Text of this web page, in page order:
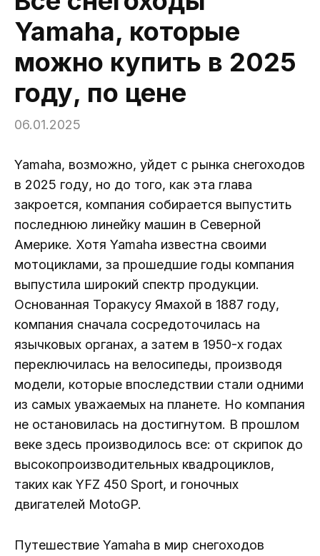
Yamaha, которые
можно купить в 2025
году, по цене
06.01.2025
Yamaha, возможно, уйдет с рынка снегоходов
в 2025 году, но до того, как эта глава
закроется, компания собирается выпустить
последнюю линейку машин в Северной
Америке. Хотя Yamaha известна своими
мотоциклами, за прошедшие годы компания
выпустила широкий спектр продукции.
Основанная Торакусу Ямахой в 1887 году,
компания сначала сосредоточилась на
язычковых органах, а затем в 1950-х годах
переключилась на велосипеды, производя
модели, которые впоследствии стали одними
из самых уважаемых на планете. Но компания
не остановилась на достигнутом. В прошлом
веке здесь производилось все: от скрипок до
высокопроизводительных квадроциклов,
таких как YFZ 450 Sport, и гоночных
двигателей MotoGP.
Путешествие Yamaha в мир снегоходов